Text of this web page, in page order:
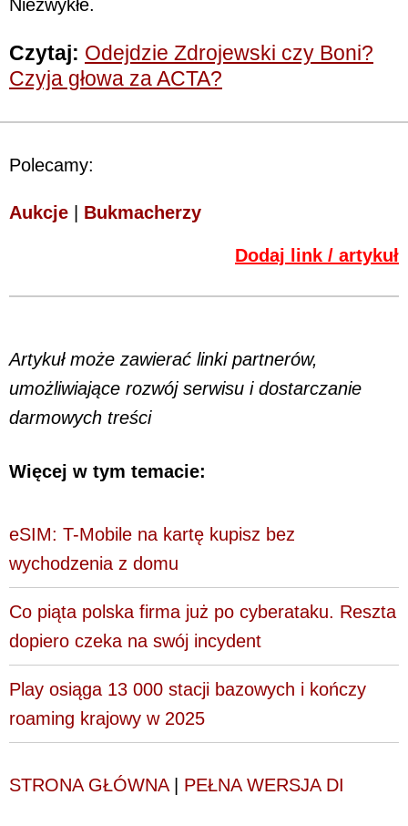
Niezwykłe.
Czytaj: Odejdzie Zdrojewski czy Boni?
Czyja głowa za ACTA?
Polecamy:
Aukcje Bukmacherzy
Dodaj link / artykuł
Artykuł może zawierać linki partnerów,
umożliwiające rozwój serwisu i dostarczanie
darmowych treści
Więcej w tym temacie:
eSIM: T-Mobile na kartę kupisz bez
wychodzenia z domu
Co piąta polska firma już po cyberataku. Reszta
dopiero czeka na swój incydent
Play osiąga 13 000 stacji bazowych i kończy
roaming krajowy w 2025
STRONA GŁÓWNA| PEŁNA WERSJA DI